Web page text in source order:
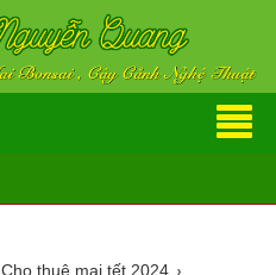
Cho thuê mai tết 2024